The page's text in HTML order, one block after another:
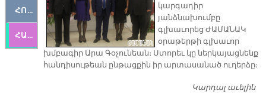
ՀՈԳԵՄՏԱՒՈՐ
ՀԱՐԹԱԿ
կարգադիր
յանձնախումբը
գլխաւորեց ԺԱՄԱՆԱԿ
օրաթերթի գլխաւոր
խմբագիր Արա Գօչունեան։ Ստորեւ կը ներկայացնենք
հանդիսութեան ընթացքին իր արտասանած ուղերձը։
Կարդալ աւելին